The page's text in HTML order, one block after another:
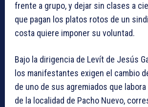
frente a grupo, y dejar sin clases a
que pagan los platos rotos de un
costa quiere imponer su voluntad.
Bajo la dirigencia de Levít de Jesús
los manifestantes exigen el cambio
de uno de sus agremiados que
de la localidad de Pacho Nuevo,